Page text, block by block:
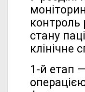
контроль
стану
клінічне
1-й етап